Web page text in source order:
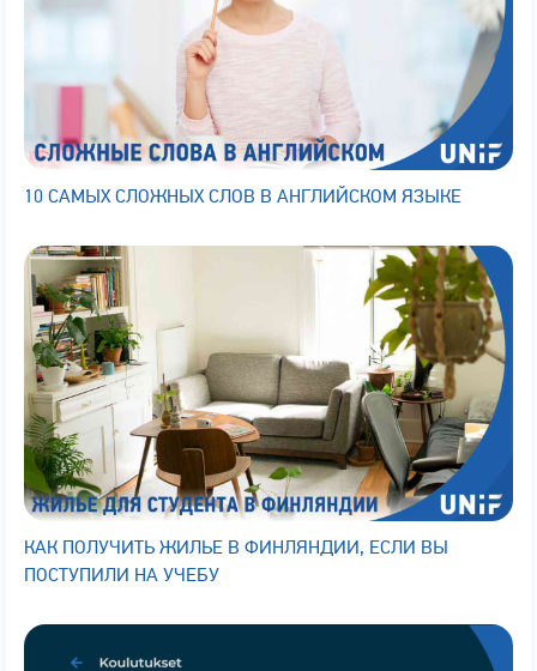
10 САМЫХ СЛОЖНЫХ СЛОВ В АНГЛИЙСКОМ ЯЗЫКЕ
КАК ПОЛУЧИТЬ ЖИЛЬЕ В ФИНЛЯНДИИ, ЕСЛИ ВЫ
ПОСТУПИЛИ НА УЧЕБУ